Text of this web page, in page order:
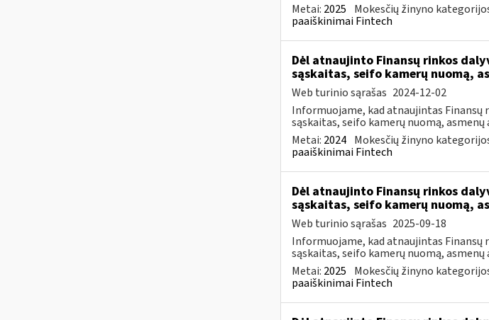
Metai: 2025 Mokesčių žinyno
paaiškinimai Fintech
Dėl atnaujinto Finansų rinkos
sąskaitas, seifo kamerų nuomą,
Web turinio sąrašas 2024-12-02
Informuojame, kad atnaujintas Finansų
sąskaitas, seifo kamerų nuomą, asmenų
Metai: 2024 Mokesčių žinyno
paaiškinimai Fintech
Dėl atnaujinto Finansų rinkos
sąskaitas, seifo kamerų nuomą,
Web turinio sąrašas 2025-09-18
Informuojame, kad atnaujintas Finansų
sąskaitas, seifo kamerų nuomą, asmenų
Metai: 2025 Mokesčių žinyno
paaiškinimai Fintech